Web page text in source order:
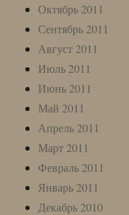
Октябрь 2011
Сентябрь 2011
Август 2011
Июль 2011
Июнь 2011
Май 2011
Апрель 2011
Март 2011
Февраль 2011
Январь 2011
Декабрь 2010